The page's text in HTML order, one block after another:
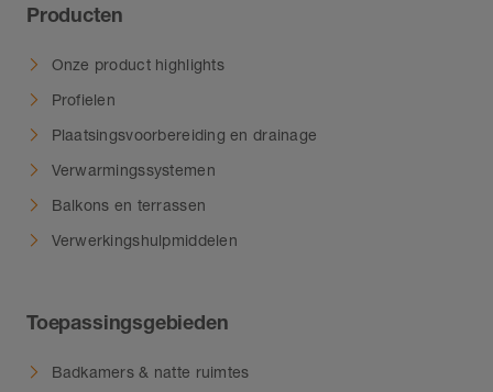
Producten
Onze product highlights
Profielen
Plaatsingsvoorbereiding en drainage
Verwarmingssystemen
Balkons en terrassen
Verwerkingshulpmiddelen
Toepassingsgebieden
Badkamers & natte ruimtes